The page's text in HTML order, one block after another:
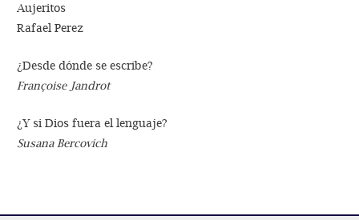
Aujeritos
Rafael Perez
¿Desde dónde se escribe?
Françoise Jandrot
¿Y si Dios fuera el lenguaje?
Susana Bercovich